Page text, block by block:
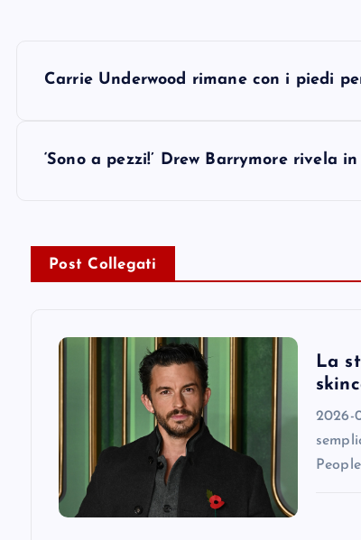
Carrie Underwood rimane con i piedi
‘Sono a pezzi!’ Drew Barrymore rivela
Post Collegati
La
2026-